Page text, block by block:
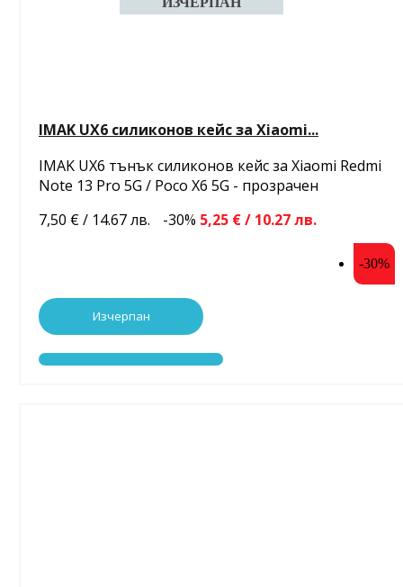
IMAK UX6 силиконов кейс за Xiaomi...
IMAK UX6 тънък силиконов кейс за Xiaomi Redmi
Note 13 Pro 5G / Poco X6 5G - прозрачен
7,50 € / 14.67 лв.
-30% 5,25 € / 10.27 лв.
-30%
Изчерпан